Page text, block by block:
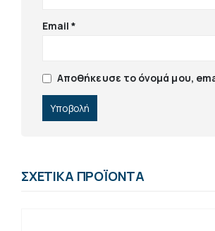
Email*
Αποθήκευσε το όνομά μου,
ΣΧΕΤΙΚΆ ΠΡΟΪΌΝΤΑ